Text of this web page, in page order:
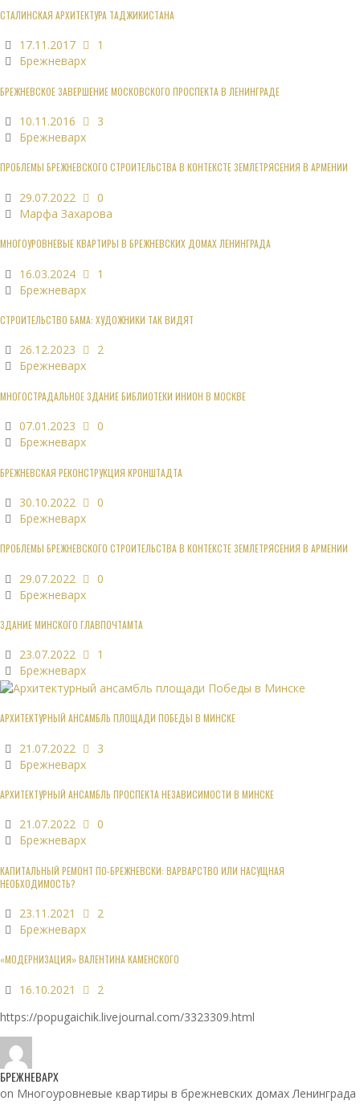
СТАЛИНСКАЯ АРХИТЕКТУРА ТАДЖИКИСТАНА
17.11.2017
1
Брежневарх
БРЕЖНЕВСКОЕ ЗАВЕРШЕНИЕ МОСКОВСКОГО ПРОСПЕКТА В ЛЕНИНГРАДЕ
10.11.2016
3
Брежневарх
ПРОБЛЕМЫ БРЕЖНЕВСКОГО СТРОИТЕЛЬСТВА В КОНТЕКСТЕ ЗЕМЛЕТРЯСЕНИЯ В АРМЕНИИ
29.07.2022
0
Марфа Захарова
МНОГОУРОВНЕВЫЕ КВАРТИРЫ В БРЕЖНЕВСКИХ ДОМАХ ЛЕНИНГРАДА
16.03.2024
1
Брежневарх
СТРОИТЕЛЬСТВО БАМА: ХУДОЖНИКИ ТАК ВИДЯТ
26.12.2023
2
Брежневарх
МНОГОСТРАДАЛЬНОЕ ЗДАНИЕ БИБЛИОТЕКИ ИНИОН В МОСКВЕ
07.01.2023
0
Брежневарх
БРЕЖНЕВСКАЯ РЕКОНСТРУКЦИЯ КРОНШТАДТА
30.10.2022
0
Брежневарх
ПРОБЛЕМЫ БРЕЖНЕВСКОГО СТРОИТЕЛЬСТВА В КОНТЕКСТЕ ЗЕМЛЕТРЯСЕНИЯ В АРМЕНИИ
29.07.2022
0
Брежневарх
ЗДАНИЕ МИНСКОГО ГЛАВПОЧТАМТА
23.07.2022
1
Брежневарх
АРХИТЕКТУРНЫЙ АНСАМБЛЬ ПЛОЩАДИ ПОБЕДЫ В МИНСКЕ
21.07.2022
3
Брежневарх
АРХИТЕКТУРНЫЙ АНСАМБЛЬ ПРОСПЕКТА НЕЗАВИСИМОСТИ В МИНСКЕ
21.07.2022
0
Брежневарх
КАПИТАЛЬНЫЙ РЕМОНТ ПО-БРЕЖНЕВСКИ: ВАРВАРСТВО ИЛИ НАСУЩНАЯ
НЕОБХОДИМОСТЬ?
23.11.2021
2
Брежневарх
«МОДЕРНИЗАЦИЯ» ВАЛЕНТИНА КАМЕНСКОГО
16.10.2021
2
https://popugaichik.livejournal.com/3323309.html
БРЕЖНЕВАРХ
on Многоуровневые квартиры в брежневских домах Ленинграда